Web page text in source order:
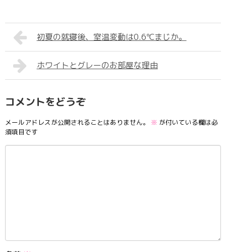
初夏の就寝後、室温変動は0.6℃まじか。
ホワイトとグレーのお部屋な理由
コメントをどうぞ
メールアドレスが公開されることはありません。 ※ が付いている欄は必
須項目です